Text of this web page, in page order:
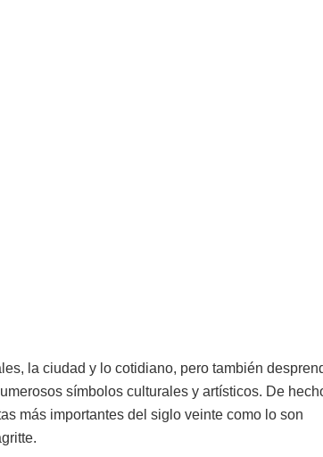
la ciudad y lo cotidiano, pero también
símbolos culturales y artísticos. De
más importantes del siglo veinte como lo son